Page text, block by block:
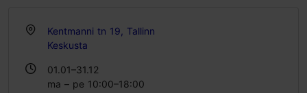
Kentmanni tn 19, Tallinn
Keskusta
01.01–31.12
ma – pe 10:00–18:00